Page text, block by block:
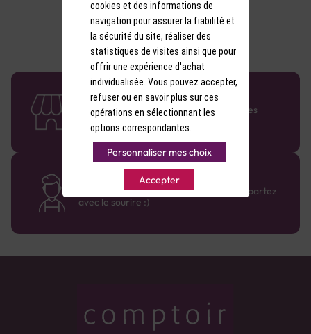
une finale longue et soyeuse.
58 caves en France
Retrouvez le réseau Comptoir des Vignes
partout en France !
Des cavistes à votre écoute
Bénéficiez de conseils sur-mesure et repartez
avec le sourire :)
cookies et des informations de
navigation pour assurer la fiabilité et
la sécurité du site, réaliser des
statistiques de visites ainsi que pour
offrir une expérience d'achat
individualisée. Vous pouvez accepter,
refuser ou en savoir plus sur ces
opérations en sélectionnant les
options correspondantes.
Personnaliser mes choix
Accepter